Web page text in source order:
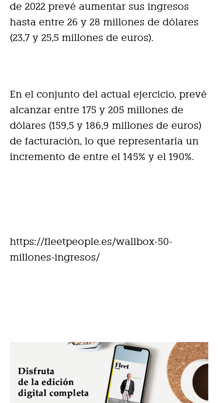
de 2022 prevé aumentar sus ingresos
hasta entre 26 y 28 millones de dólares
(23,7 y 25,5 millones de euros).
En el conjunto del actual ejercicio, prevé
alcanzar entre 175 y 205 millones de
dólares (159,5 y 186,9 millones de euros)
de facturación, lo que representaría un
incremento de entre el 145% y el 190%.
https://fleetpeople.es/wallbox-50-
millones-ingresos/